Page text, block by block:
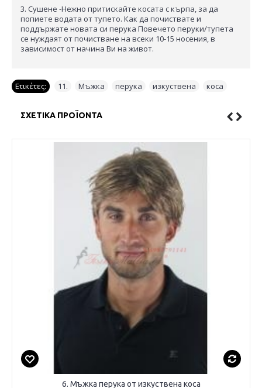
3. Сушене -Нежно притискайте косата с кърпа, за да
попиете водата от тупето. Как да почиствате и
поддържате новата си перука Повечето перуки/тупета
се нуждаят от почистване на всеки 10-15 носения, в
зависимост от начина Ви на живот.
Ετικέτες: 11. Мъжка перука изкуствена коса
ΣΧΕΤΙΚΆ ΠΡΟΪΌΝΤΑ
6. Мъжка перука от изкуствена коса